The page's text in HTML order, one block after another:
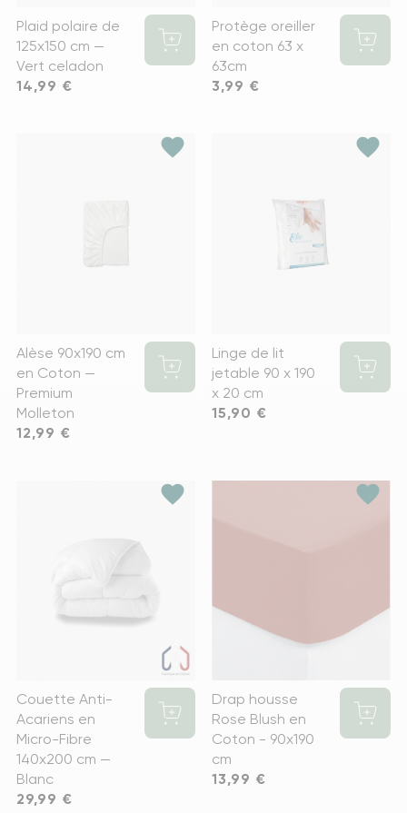
Plaid polaire de
125x150 cm —
Vert celadon
Prix
14,99 €
Protège oreiller
en coton 63 x
63cm
Prix
3,99 €
favorite
Alèse 90x190 cm
en Coton —
Premium
Molleton
Prix
12,99 €
favorite
Linge de lit
jetable 90 x 190
x 20 cm
Prix
15,90 €
favorite
Couette Anti-
Acariens en
Micro-Fibre
140x200 cm —
Blanc
Prix
29,99 €
favorite
Drap housse
Rose Blush en
Coton - 90x190
cm
Prix
13,99 €